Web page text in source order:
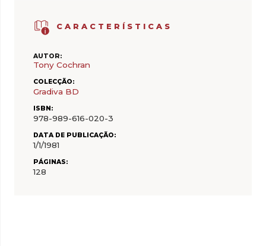
CARACTERÍSTICAS
AUTOR:
Tony Cochran
COLECÇÃO:
Gradiva BD
ISBN:
978-989-616-020-3
DATA DE PUBLICAÇÃO:
1/1/1981
PÁGINAS:
128